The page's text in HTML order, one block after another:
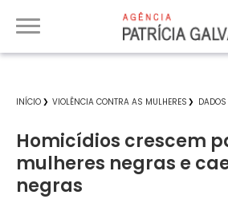
INÍCIO VIOLÊNCIA CONTRA AS MULHERES
Homicídios crescem
mulheres negras e
negras